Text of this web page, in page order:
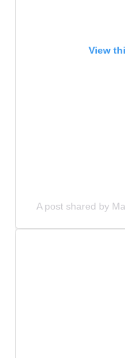
View
A post shared by